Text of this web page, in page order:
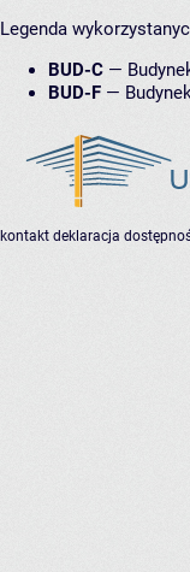
Legenda
BUD-C —
BUD-F —
kontakt deklaracja